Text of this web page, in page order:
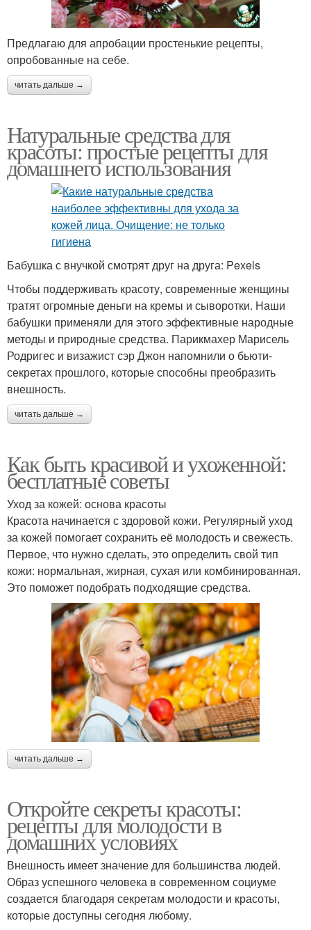
Предлагаю для апробации простенькие рецепты,
опробованные на себе.
читать дальше →
Натуральные средства для
красоты: простые рецепты для
домашнего использования
Бабушка с внучкой смотрят друг на друга: Pexels
Чтобы поддерживать красоту, современные женщины
тратят огромные деньги на кремы и сыворотки. Наши
бабушки применяли для этого эффективные народные
методы и природные средства. Парикмахер Марисель
Родригес и визажист сэр Джон напомнили о бьюти-
секретах прошлого, которые способны преобразить
внешность.
читать дальше →
Как быть красивой и ухоженной:
бесплатные советы
Уход за кожей: основа красоты
Красота начинается с здоровой кожи. Регулярный уход
за кожей помогает сохранить её молодость и свежесть.
Первое, что нужно сделать, это определить свой тип
кожи: нормальная, жирная, сухая или комбинированная.
Это поможет подобрать подходящие средства.
читать дальше →
Откройте секреты красоты:
рецепты для молодости в
домашних условиях
Внешность имеет значение для большинства людей.
Образ успешного человека в современном социуме
создается благодаря секретам молодости и красоты,
которые доступны сегодня любому.